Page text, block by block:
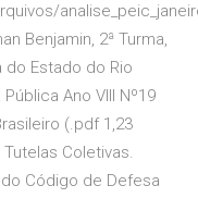
Benjamin, 2ª Turma,
Estado do Rio
Ano VIII Nº19
(.pdf 1,23
Coletivas.
Código de Defesa